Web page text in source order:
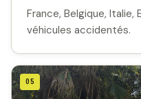
France, Belgique, Italie,
véhicules accidentés.
05